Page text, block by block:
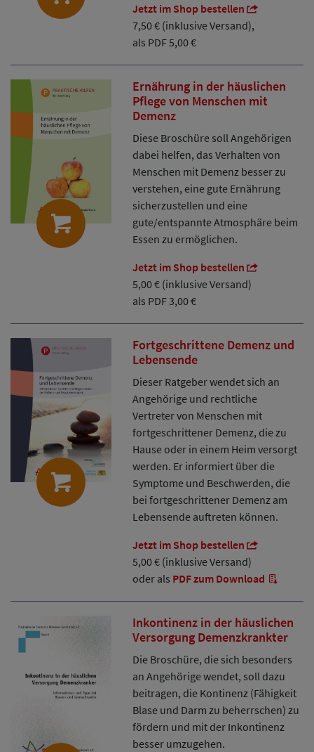
Jetzt im Shop bestellen
7,50 € (inklusive Versand),
als PDF 5,00 €
Ernährung in der häuslichen
Pflege von Menschen mit
Demenz
Diese Broschüre soll Angehörigen
dabei helfen, das Verhalten von
Menschen mit Demenz besser zu
verstehen, eine gute Ernährung
sicherzustellen und eine
gute/entspannte Atmosphäre beim
Essen zu ermöglichen.
Jetzt im Shop bestellen
5,00 € (inklusive Versand)
als PDF 3,00 €
Fortgeschrittene Demenz und
Lebensende
Dieser Ratgeber wendet sich an
Angehörige und rechtliche
Vertreter von Menschen mit
fortgeschrittener Demenz, die zu
Hause oder in einem Heim versorgt
werden. Er informiert über die
Symptome und Beschwerden, die
bei fortgeschrittener Demenz am
Lebensende auftreten können.
Jetzt im Shop bestellen
5,00 € (inklusive Versand)
oder als PDF zum Download
Inkontinenz in der häuslichen
Versorgung Demenzkrankter
Die Broschüre, die sich besonders
an Angehörige wendet, soll dazu
beitragen, die Kontinenz (Fähigkeit
Blase und Darm zu beherrschen) zu
fördern und mit der Inkontinenz
besser umzugehen.